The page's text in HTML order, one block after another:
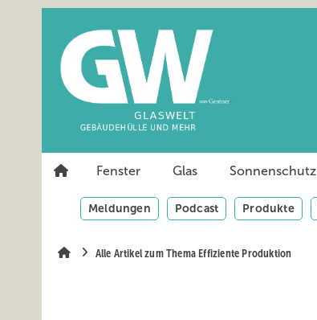
Fenster Glas Sonnenschutz
Meldungen Podcast Produkte
Alle Artikel zum Thema Effiziente Produktion